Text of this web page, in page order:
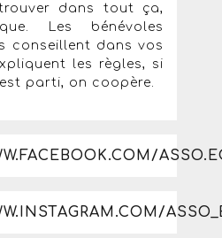
dans tout ça,
Les bénévoles
conseillent dans vos
les règles, si
parti, on coopère.